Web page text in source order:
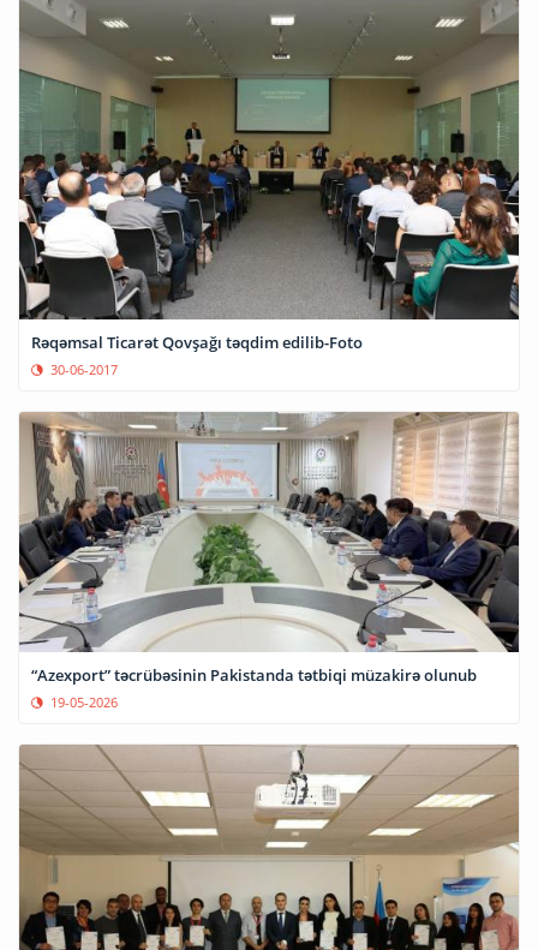
Rəqəmsal Ticarət Qovşağı təqdim edilib-Foto
30-06-2017
“Azexport” təcrübəsinin Pakistanda tətbiqi müzakirə olunub
19-05-2026